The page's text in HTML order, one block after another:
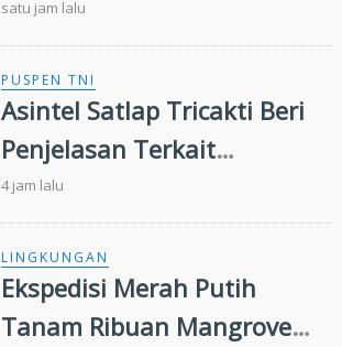
Hadapi Dinamika Dunia
Kerja
satu jam lalu
PUSPEN TNI
Asintel Satlap Tricakti Beri
Penjelasan Terkait
Penanganan 53 Ton Pasir
Timah di Air Merbau
4 jam lalu
LINGKUNGAN
Ekspedisi Merah Putih
Tanam Ribuan Mangrove